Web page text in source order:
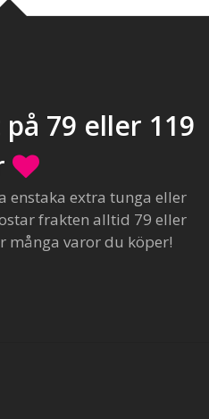
79 eller 119
enstaka extra tunga eller
frakten alltid 79 eller
många varor du köper!